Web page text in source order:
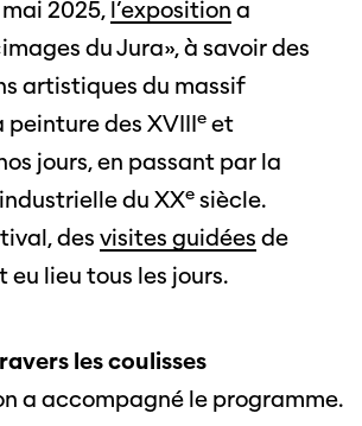
2025, l’exposition a
du Jura», à savoir des
artistiques du massif
peinture des XVIIIe et
jours, en passant par la
du XXe siècle.
des visites guidées de
eu lieu tous les jours.
les coulisses
a accompagné le programme.